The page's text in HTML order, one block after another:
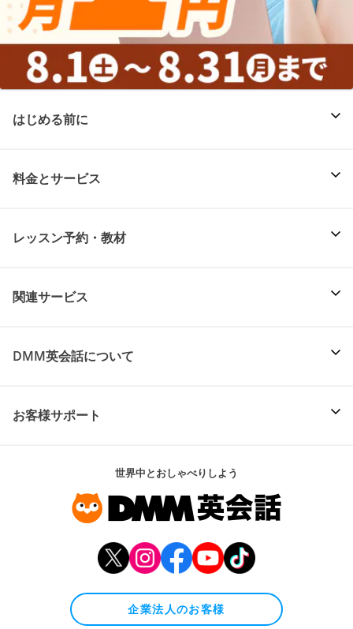
はじめる前に
料金とサービス
レッスン予約・教材
関連サービス
DMM英会話について
お客様サポート
世界中とおしゃべりしよう
企業法人のお客様